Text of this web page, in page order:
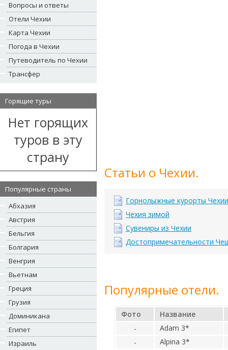
Вопросы и ответы
Отели Чехии
Карта Чехии
Погода в Чехии
Путеводитель по Чехии
Трансфер
Горящие туры
Нет горящих
туров в эту
страну
Популярные страны
Абхазия
Австрия
Бельгия
Болгария
Венгрия
Вьетнам
Греция
Грузия
Доминикана
Египет
Израиль
Статьи о Чехии.
Горнолыжные курорты Чехии
Чехия зимой
Сувениры из Чехии
Достопримечательности
Популярные отели.
Фото
Название
-
Adam 3*
-
Alpina 3*